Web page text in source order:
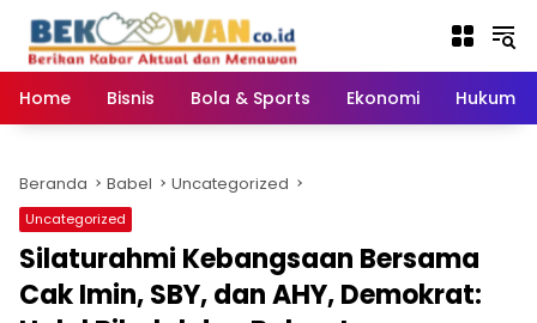
konten
Home
Bisnis Bola & Sports Ekonomi Hukum
Beranda Babel Uncategorized
Uncategorized
Silaturahmi Kebangsaan Bersama
Cak Imin, SBY, dan AHY, Demokrat: